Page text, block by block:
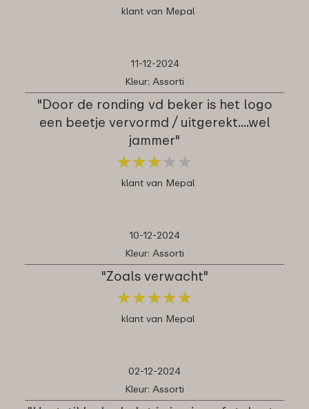
klant van Mepal
11-12-2024
Kleur: Assorti
"Door de ronding vd beker is het logo
een beetje vervormd / uitgerekt....wel
jammer"
★★★ ★ ★
★★★ ★ ★
klant van Mepal
10-12-2024
Kleur: Assorti
"Zoals verwacht"
★★★★★
★★★★★
klant van Mepal
02-12-2024
Kleur: Assorti